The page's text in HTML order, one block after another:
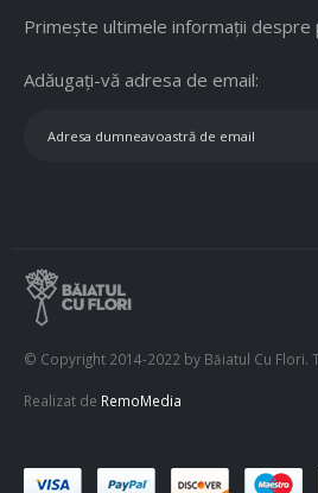
Primește ultimele informații
Adăugați-vă adresa de email:
© Copyright 2014-2022 by Băiatul Cu Flori.
Realizat de RemoMedia